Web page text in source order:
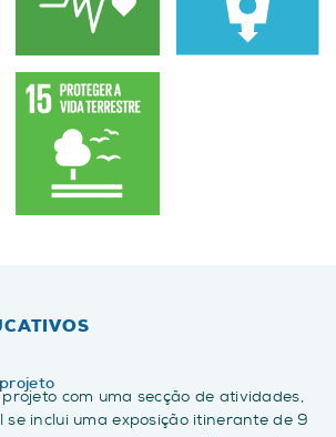
com uma secção de atividades,
se inclui uma exposição itinerante de 9